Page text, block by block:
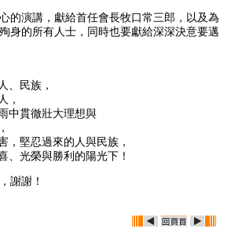
演講，獻給首任會長牧口常三郎，以及為
身的所有人士，同時也要獻給深深決意要邁
、民族，
，
中貫徹壯大理想與
，堅忍過來的人與民族，
、光榮與勝利的陽光下！
謝謝！